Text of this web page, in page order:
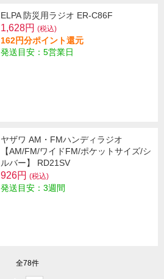
ELPA 防災用ラジオ ER-C86F
1,628円 (税込)
162円分ポイント還元
発送目安：5営業日
ヤザワ AM・FMハンディラジオ
【AM/FM/ワイドFM/ポケットサイズ/シ
ルバー】 RD21SV
926円 (税込)
発送目安：3週間
全78件